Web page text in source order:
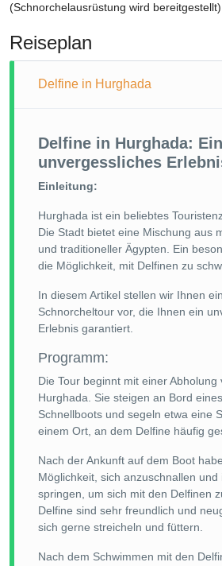
(Schnorchelausrüstung wird bereitgestellt)
Reiseplan
Delfine in Hurghada
Delfine in Hurghada: Ein
unvergessliches
Einleitung:
Hurghada ist ein beliebtes
Die Stadt bietet eine Mischung aus
und traditioneller Ägypten. Ein
die Möglichkeit, mit Delfinen zu
In diesem Artikel stellen wir Ihnen
Schnorcheltour vor, die Ihnen ein
Erlebnis garantiert.
Programm:
Die Tour beginnt mit einer Abholung
Hurghada. Sie steigen an Bord
Schnellboots und segeln etwa eine
einem Ort, an dem Delfine häufig
Nach der Ankunft auf dem Boot
Möglichkeit, sich anzuschnallen und
springen, um sich mit den Delfinen
Delfine sind sehr freundlich und
sich gerne streicheln und füttern.
Nach dem Schwimmen mit den